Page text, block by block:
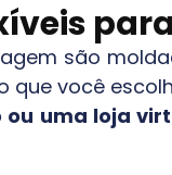
são
você
uma loja